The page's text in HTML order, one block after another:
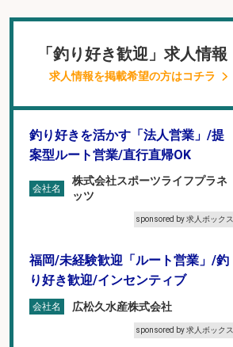
「釣り好き歓迎」求人情報
求人情報を掲載希望の方はコチラ
釣り好きを活かす「法人営業」/提
案型ルート営業/直行直帰OK
会社名
株式会社スポーツライフプラネ
ッツ
sponsored by 求人ボックス
福岡/未経験歓迎「ルート営業」/釣
り好き歓迎/インセンティブ
会社名 広松久水産株式会社
sponsored by 求人ボックス